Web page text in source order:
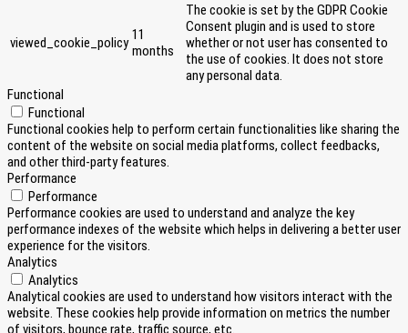
viewed_cookie_policy 11
months
The cookie is set by the GDPR Cookie
Consent plugin and is used to store
whether or not user has consented to
the use of cookies. It does not store
any personal data.
Functional
Functional
Functional cookies help to perform certain functionalities like sharing the
content of the website on social media platforms, collect feedbacks,
and other third-party features.
Performance
Performance
Performance cookies are used to understand and analyze the key
performance indexes of the website which helps in delivering a better user
experience for the visitors.
Analytics
Analytics
Analytical cookies are used to understand how visitors interact with the
website. These cookies help provide information on metrics the number
of visitors, bounce rate, traffic source, etc.